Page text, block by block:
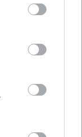
de
se aplicarán
sitio web o